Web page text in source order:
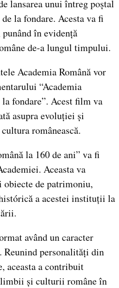
lansarea unui întreg poștal
la fondare. Acesta va fi
în evidență
de-a lungul timpului.
Academia Română vor
“Academia
fondare”. Acest film va
asupra evoluției și
românească.
la 160 de ani” va fi
Aceasta va
de patrimoniu,
a acestei instituții la
având un caracter
personalități din
aceasta a contribuit
și culturii române în